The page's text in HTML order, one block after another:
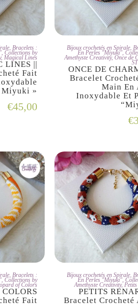
,Bracelets :
,Collections by
,Magical Lines
LINES ||
Fait
Miyuki »
€45,00
JE
Bijoux crochetés en Spirale,
En Perles "Miyuki",
Amethyste Creativity, Once de
ONCE DE
Bracelet
Main En
Inoxydable Et
€
,Bracelets :
,Collections by
of Colors
Fait
JE
Bijoux crochetés en Spirale,
En Perles "Miyuki",
Amethyste Creativity,
PETITS
Bracelet Crocheté